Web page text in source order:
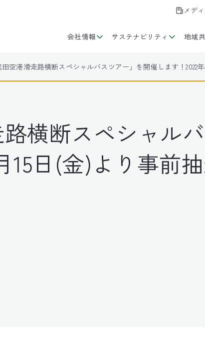
メデ
会社情報 サステナビリティ 地域
田空港滑走路横断スペシャルバスツアー」を開催します！2022
路横断スペシャル
15日(金)より事前